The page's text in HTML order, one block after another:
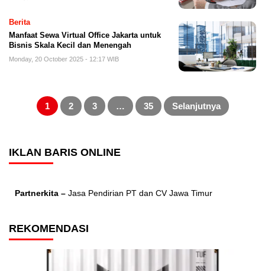
Berita
Manfaat Sewa Virtual Office Jakarta untuk
Bisnis Skala Kecil dan Menengah
Monday, 20 October 2025 - 12:17 WIB
Posts
pagination
1 2 3 … 35 Selanjutnya
IKLAN BARIS ONLINE
Partnerkita – Jasa Pendirian PT dan CV Jawa Timur
REKOMENDASI